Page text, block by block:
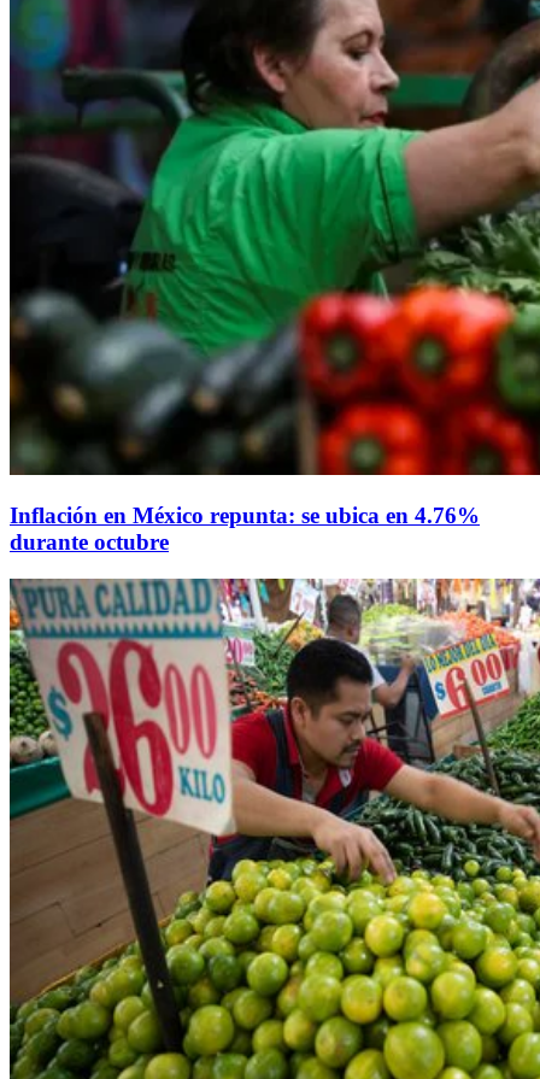
Inflación en México repunta: se ubica en 4.76%
durante octubre